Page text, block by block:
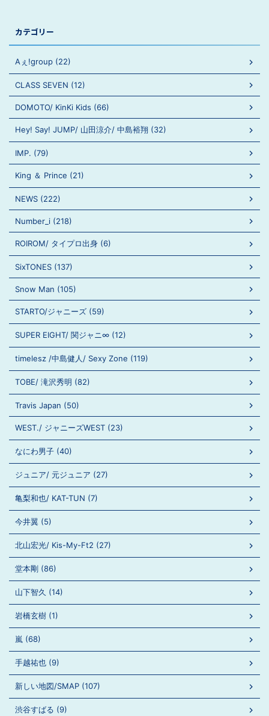
カテゴリー
Aぇ!group (22)
CLASS SEVEN (12)
DOMOTO/ KinKi Kids (66)
Hey! Say! JUMP/ 山田涼介/ 中島裕翔 (32)
IMP. (79)
King ＆ Prince (21)
NEWS (222)
Number_i (218)
ROIROM/ タイプロ出身 (6)
SixTONES (137)
Snow Man (105)
STARTO/ジャニーズ (59)
SUPER EIGHT/ 関ジャニ∞ (12)
timelesz /中島健人/ Sexy Zone (119)
TOBE/ 滝沢秀明 (82)
Travis Japan (50)
WEST./ ジャニーズWEST (23)
なにわ男子 (40)
ジュニア/ 元ジュニア (27)
亀梨和也/ KAT-TUN (7)
今井翼 (5)
北山宏光/ Kis-My-Ft2 (27)
堂本剛 (86)
山下智久 (14)
岩橋玄樹 (1)
嵐 (68)
手越祐也 (9)
新しい地図/SMAP (107)
渋谷すばる (9)